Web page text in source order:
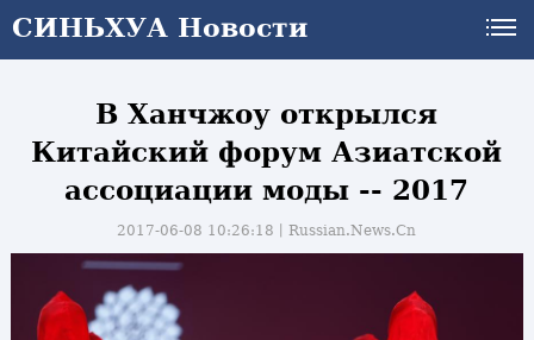
СИНЬХУА Новости
В Ханчжоу открылся
Китайский форум Азиатской
ассоциации моды -- 2017
2017-06-08 10:26:18丨Russian.News.Cn